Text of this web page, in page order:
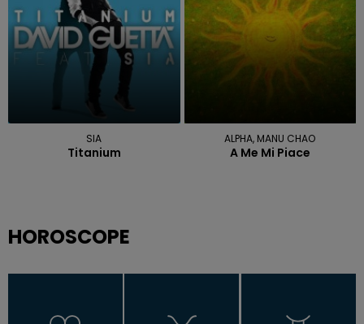
SIA
Titanium
ALPHA, MANU CHAO
A Me Mi Piace
HOROSCOPE